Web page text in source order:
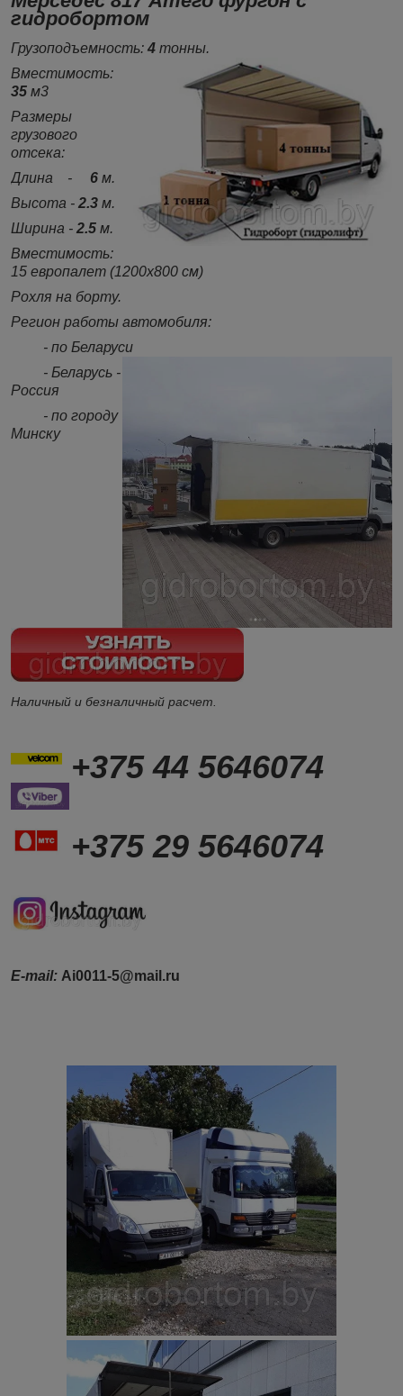
гидробортом
Грузоподъемность: 4 тонны.
Вместимость:
35 м3
Размеры
грузового
отсека:
Длина - 6 м.
Высота - 2.3 м.
Ширина - 2.5 м.
Вместимость:
15 европалет (1200х800 см)
Рохля на борту.
Регион работы автомобиля:
- по Беларуси
- Беларусь -
Россия
- по городу
Минску
Наличный и безналичный расчет.
+375 44 5646074
+375 29 5646074
Е-mail: Ai0011-5@mail.ru